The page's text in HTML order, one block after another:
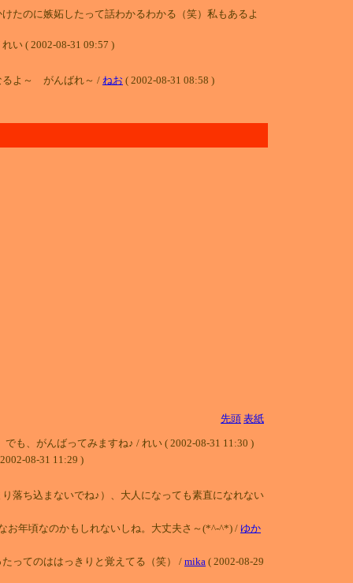
たのに嫉妬したって話わかるわかる（笑）私もあるよ
い ( 2002-08-31 09:57 )
るよ～ がんばれ～ / ねお ( 2002-08-31 08:58 )
先頭 表紙
も、がんばってみますね♪ / れい ( 2002-08-31 11:30 )
08-31 11:29 )
落ち込まないでね♪）、大人になっても素直になれない
お年頃なのかもしれないしね。大丈夫さ～(*^-^*) / ゆか
ってのははっきりと覚えてる（笑） / mika ( 2002-08-29